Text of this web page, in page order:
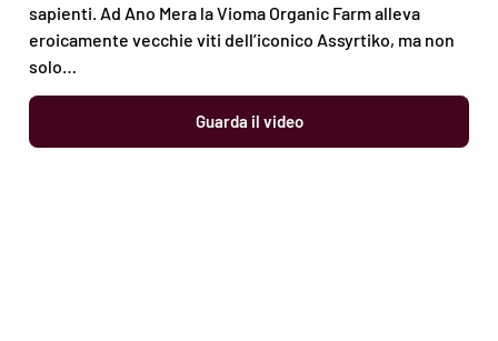
sapienti. Ad Ano Mera la Vioma Organic Farm alleva
eroicamente vecchie viti dell’iconico Assyrtiko, ma non
solo…
Guarda il video